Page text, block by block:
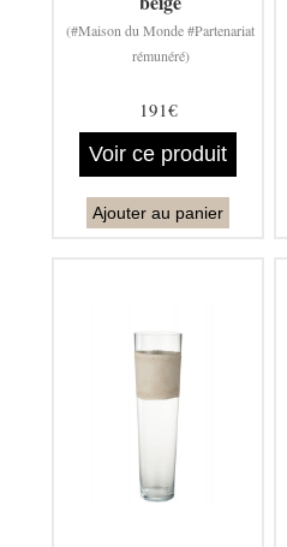
(#Maison du Monde #Partenariat
rémunéré)
191€
Voir ce produit
Ajouter au panier